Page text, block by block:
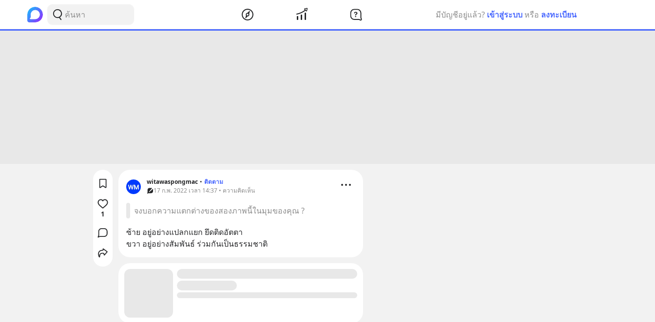
มีบัญชีอยู่แล้ว? เข้าสู่ระบบ หรือ ลงทะเบียน
witawaspongmac • ติดตาม
17 ก.พ. 2022 เวลา 14:37 • ความคิดเห็น
จงบอกความแตกต่างของสองภาพนี้ในมุมของคุณ ?
ซ้าย อยู่อย่างแปลกแยก ยึดติดอัตตา
ขวา อยู่อย่างสัมพันธ์ ร่วมกันเป็นธรรมชาติ
1